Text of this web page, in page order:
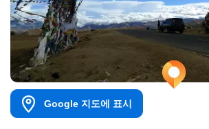
Google 지도에 표시